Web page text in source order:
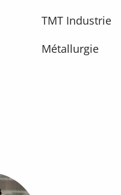
TMT Industrie
Métallurgie